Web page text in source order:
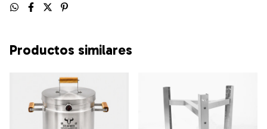
Productos similares